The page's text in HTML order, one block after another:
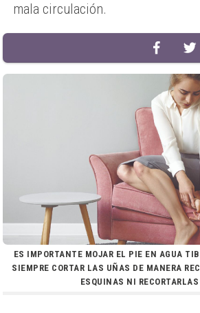
mala circulación.
ES IMPORTANTE MOJAR EL PIE EN AGUA
SIEMPRE CORTAR LAS UÑAS DE MANERA
ESQUINAS NI